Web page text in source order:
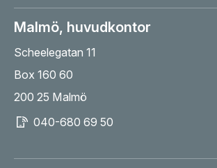
Malmö, huvudkontor
Scheelegatan 11
Box 160 60
200 25 Malmö
040-680 69 50